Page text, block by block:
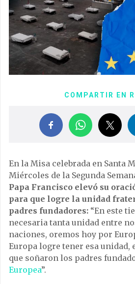
COMPARTIR EN
En la Misa celebrada en Santa
Miércoles de la Segunda
Papa Francisco elevó su
para que logre la unidad
padres fundadores: “En este
necesaria tanta unidad entre
naciones, oremos hoy por
Europa logre tener esa unidad,
que soñaron los padres
Europea”.